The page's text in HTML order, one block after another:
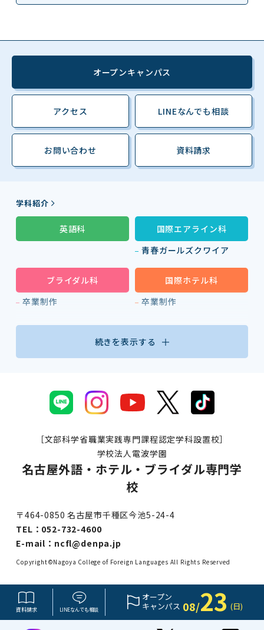
資料請求 LINEなんでも相談
オープン
キャンパス 08/23 (日)
オープンキャンパス
アクセス LINEなんでも相談
お問い合わせ 資料請求
学科紹介
英語科
国際エアライン科
青春ガールズクワイア
ブライダル科
卒業制作
国際ホテル科
卒業制作
続きを表示する
［文部科学省職業実践専門課程認定学科設置校］
学校法人電波学園
名古屋外語・ホテル・ブライダル専門学
校
〒464-0850 名古屋市千種区今池5-24-4
TEL： 052-732-4600
E-mail： ncfl@denpa.jp
Copyright©Nagoya College of Foreign Languages All Rights Reserved